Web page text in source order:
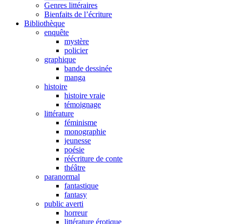
Genres littéraires
Bienfaits de l’écriture
Bibliothèque
enquête
mystère
policier
graphique
bande dessinée
manga
histoire
histoire vraie
témoignage
littérature
féminisme
monographie
jeunesse
poésie
réécriture de conte
théâtre
paranormal
fantastique
fantasy
public averti
horreur
littérature érotique